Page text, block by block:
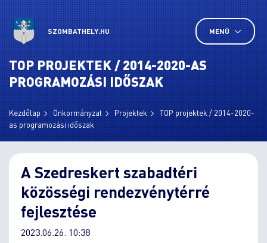
SZOMBATHELY.HU MENÜ
TOP PROJEKTEK / 2014-2020-AS
PROGRAMOZÁSI IDŐSZAK
Kezdőlap Önkormányzat Projektek
TOP projektek / 2014-2020-
as programozási időszak
A Szedreskert szabadtéri
közösségi rendezvénytérré
fejlesztése
2023.06.26. 10:38